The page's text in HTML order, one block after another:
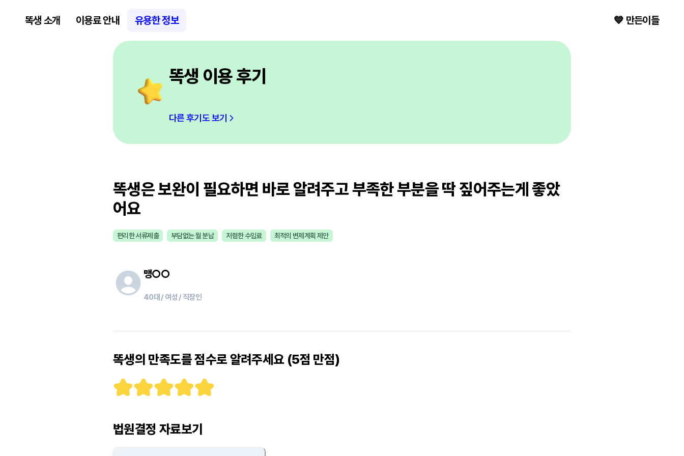
똑생 소개 이용료 안내 유용한 정보 💙 만든이들
똑생 이용 후기
다른 후기도 보기
똑생은 보완이 필요하면 바로 알려주고 부족한 부분을 딱 짚어주는게 좋았
어요
편리한 서류제출 부담없는 월 분납 저렴한 수임료 최적의 변제계획 제안
맹○○
40대 / 여성 / 직장인
똑생의 만족도를 점수로 알려주세요 (5점 만점)
법원결정 자료보기